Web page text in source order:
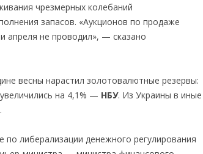
чрезмерных колебаний
запасов. «Аукционов по продаже
апреля не проводил», — сказано
весны нарастил золотовалютные резервы:
на 4,1% — НБУ. Из Украины в иные
либерализации денежного регулирования